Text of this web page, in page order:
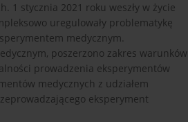
1 stycznia 2021 roku weszły w życie
uregulowały problematykę
medycznym.
poszerzono zakres warunków
prowadzenia eksperymentów
medycznych z udziałem
eksperyment